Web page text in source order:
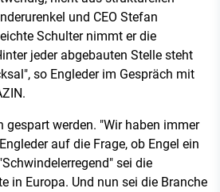
und CEO Stefan
Schulter nimmt er die
jeder abgebauten Stelle steht
so Engleder im Gespräch mit
gespart werden. "Wir haben immer
auf die Frage, ob Engel ein
sei die
in Europa. Und nun sei die Branche